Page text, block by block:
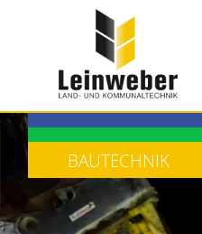
LANDTECHNIK
KOMMUNALTECHNIK
BAUTECHNIK